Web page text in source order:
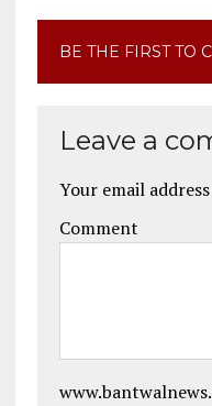
BE THE FIRST TO
Leave a
Your email
Comment